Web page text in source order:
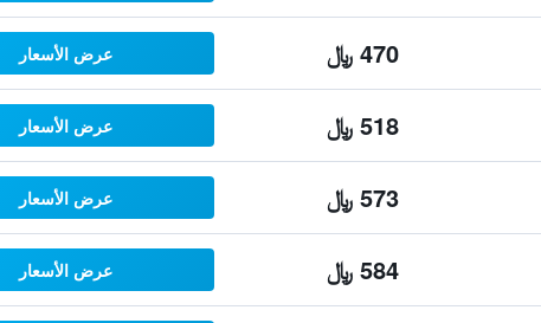
470 ﷼ عرض الأسعار
518 ﷼ عرض الأسعار
573 ﷼ عرض الأسعار
584 ﷼ عرض الأسعار